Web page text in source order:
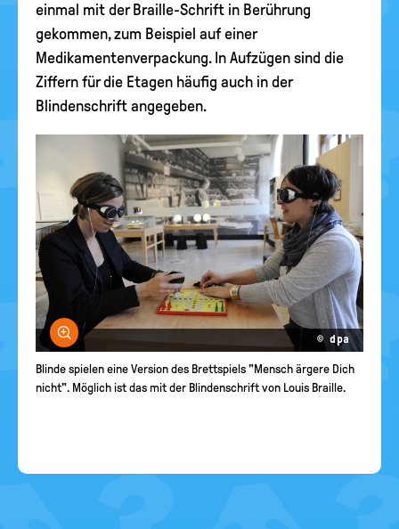
einmal mit der Braille-Schrift in Berührung
gekommen, zum Beispiel auf einer
Medikamentenverpackung. In Aufzügen sind die
Ziffern für die Etagen häufig auch in der
Blindenschrift angegeben.
Bild vergrößern
© dpa
Blinde spielen eine Version des Brettspiels "Mensch ärgere Dich
nicht". Möglich ist das mit der Blindenschrift von Louis Braille.